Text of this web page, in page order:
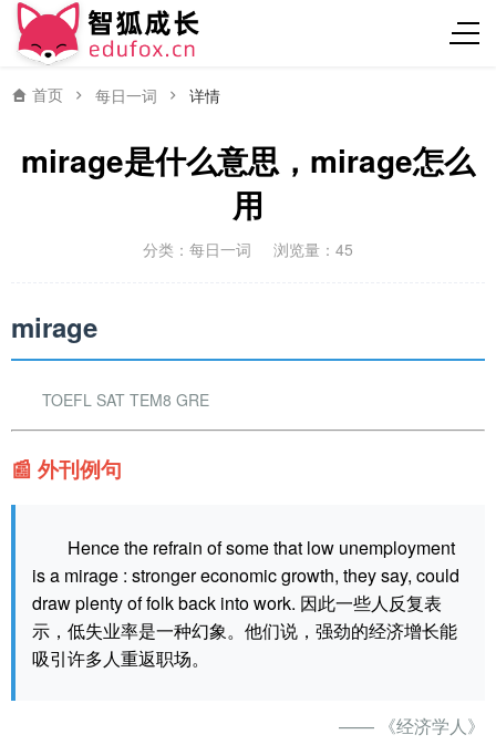
首页 每日一词 详情
mirage是什么意思，mirage怎么
用
分类： 每日一词 浏览量：45
mirage
TOEFL SAT TEM8 GRE
📰 外刊例句
Hence the refrain of some that low unemployment
is a mirage : stronger economic growth, they say, could
draw plenty of folk back into work. 因此一些人反复表
示，低失业率是一种幻象。他们说，强劲的经济增长能
吸引许多人重返职场。
—— 《经济学人》